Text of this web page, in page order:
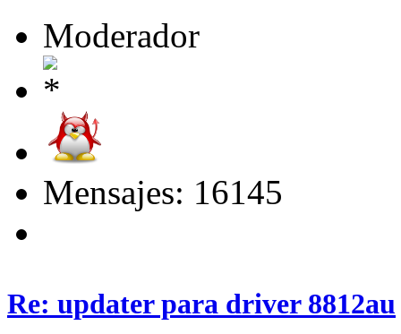
Moderador
Mensajes: 16145
Re: updater para driver 8812au